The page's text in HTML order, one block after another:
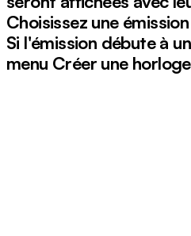
Choisissez une
Si l'émission débute à
menu Créer une horloge